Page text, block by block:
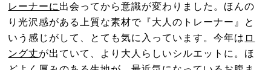
レーナーに 出会ってから意識が変わりました。ほんの
り光沢感がある上質な素材で『大人のトレーナー』と
いう感じがして、とても気に入っています。今年は ロ
ング丈が出ていて、より大人らしいシルエットに。ほ